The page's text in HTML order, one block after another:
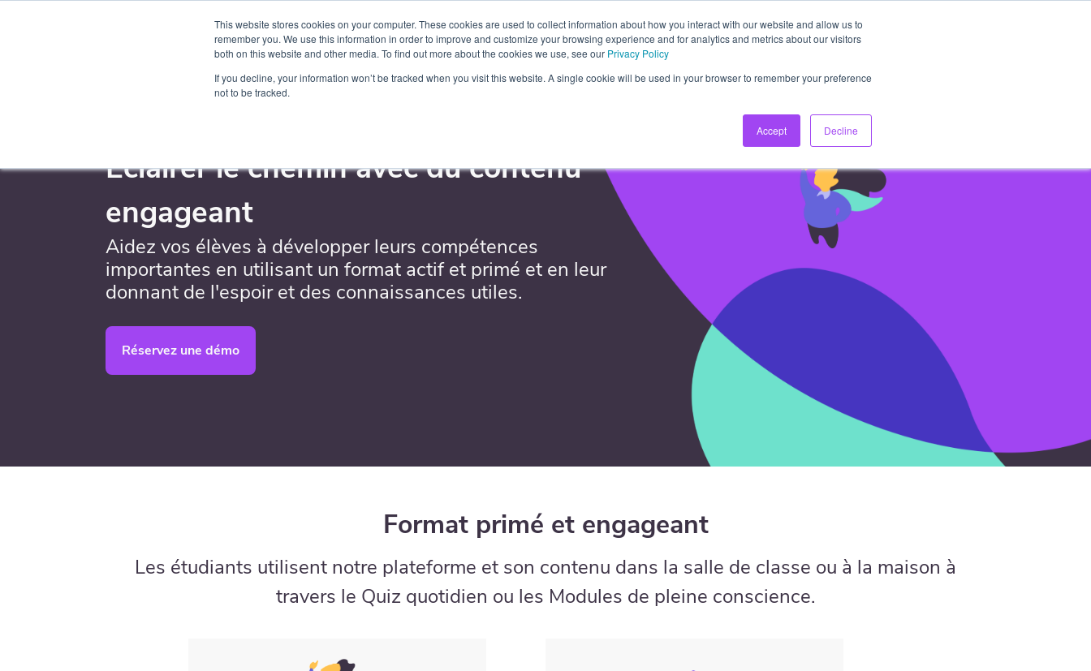
This website stores cookies on your computer. These cookies are used to collect information about how you interact with our website and allow us to
remember you. We use this information in order to improve and customize your browsing experience and for analytics and metrics about our visitors
both on this website and other media. To find out more about the cookies we use, see our Privacy Policy
If you decline, your information won’t be tracked when you visit this website. A single cookie will be used in your browser to remember your preference
not to be tracked.
Accept Decline
Produit Partenaire Blog Ressources Contact À propos FR keyboard_arrow_down
Éclairer le chemin avec du contenu
engageant
Aidez vos élèves à développer leurs compétences
importantes en utilisant un format actif et primé et en leur
donnant de l'espoir et des connaissances utiles.
Réservez une démo
Format primé et engageant
Les étudiants utilisent notre plateforme et son contenu dans la salle de classe ou à la maison à
travers le Quiz quotidien ou les Modules de pleine conscience.